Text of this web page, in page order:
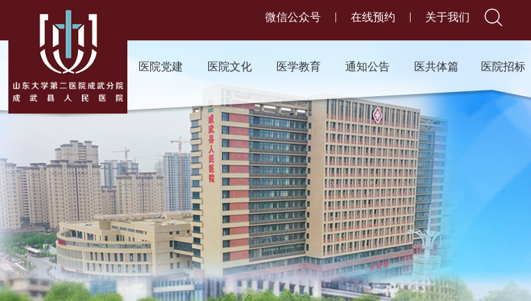
微信公众号 | 在线预约 | 关于我们
医院党建 医院文化 医学教育 通知公告 医共体篇 医院招标